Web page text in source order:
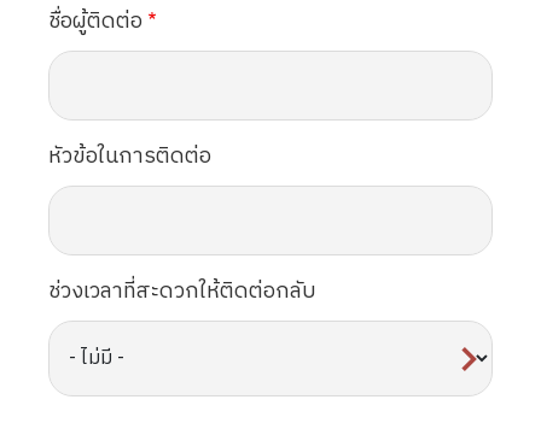
ชื่อผู้ติดต่อ
หัวข้อในการติดต่อ
ช่วงเวลาที่สะดวกให้ติดต่อกลับ